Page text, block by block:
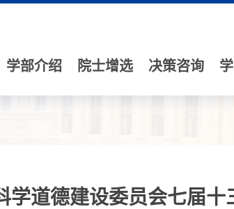
学部介绍 院士增选 决策咨询
学道德建设委员会七届十